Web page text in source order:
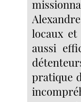
locaux
aussi
pratique